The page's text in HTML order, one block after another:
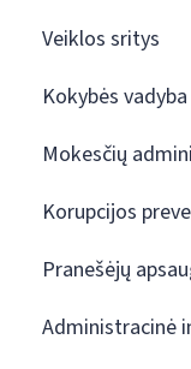
Veiklos sritys
Kokybės vadyba
Mokesčių
Korupcijos
Pranešėjų
Administracinė